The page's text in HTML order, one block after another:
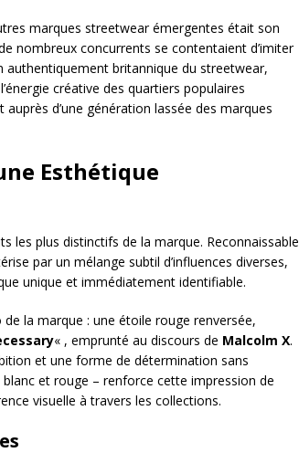
marques streetwear émergentes était son
nombreux concurrents se contentaient d’imiter
authentiquement britannique du streetwear,
créative des quartiers populaires
d’une génération lassée des marques
Esthétique
les plus distinctifs de la marque. Reconnaissable
par un mélange subtil d’influences diverses,
unique et immédiatement identifiable.
la marque : une étoile rouge renversée,
« , emprunté au discours de Malcolm X.
et une forme de détermination sans
et rouge – renforce cette impression de
visuelle à travers les collections.